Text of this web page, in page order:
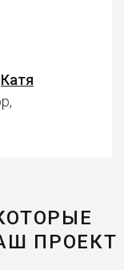
Катя
ПРОЕКТ